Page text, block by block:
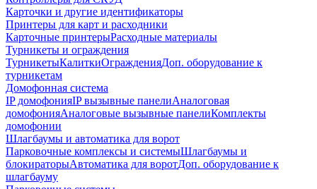
Карточки и другие идентификаторы
Принтеры для карт и расходники
Карточные принтерыРасходные материалы
Турникеты и ограждения
ТурникетыКалиткиОгражденияДоп. оборудование к
турникетам
Домофонная система
IP домофонияIP вызывные панелиАналоговая
домофонияАналоговые вызывные панелиКомплекты
домофонии
Шлагбаумы и автоматика для ворот
Парковочные комплексы и системыШлагбаумы и
блокираторыАвтоматика для воротДоп. оборудование к
шлагбауму